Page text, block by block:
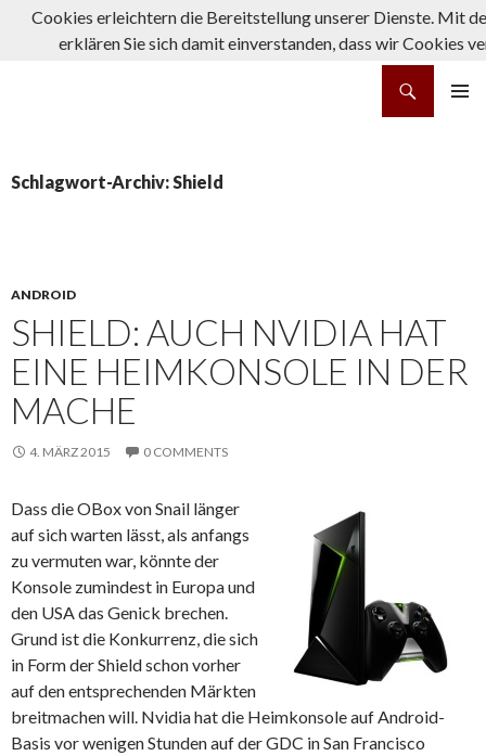
Schlagwort-Archiv: Shield
ANDROID
SHIELD: AUCH NVIDIA HAT
EINE HEIMKONSOLE IN DER
MACHE
4. MÄRZ 2015 0 COMMENTS
Dass die OBox von Snail länger
auf sich warten lässt, als anfangs
zu vermuten war, könnte der
Konsole zumindest in Europa und
den USA das Genick brechen.
Grund ist die Konkurrenz, die sich
in Form der Shield schon vorher
auf den entsprechenden Märkten
breitmachen will. Nvidia hat die Heimkonsole auf Android-
Basis vor wenigen Stunden auf der GDC in San Francisco
Cookies erleichtern die Bereitstellung unserer Dienste. Mit
erklären Sie sich damit einverstanden, dass wir Cookies